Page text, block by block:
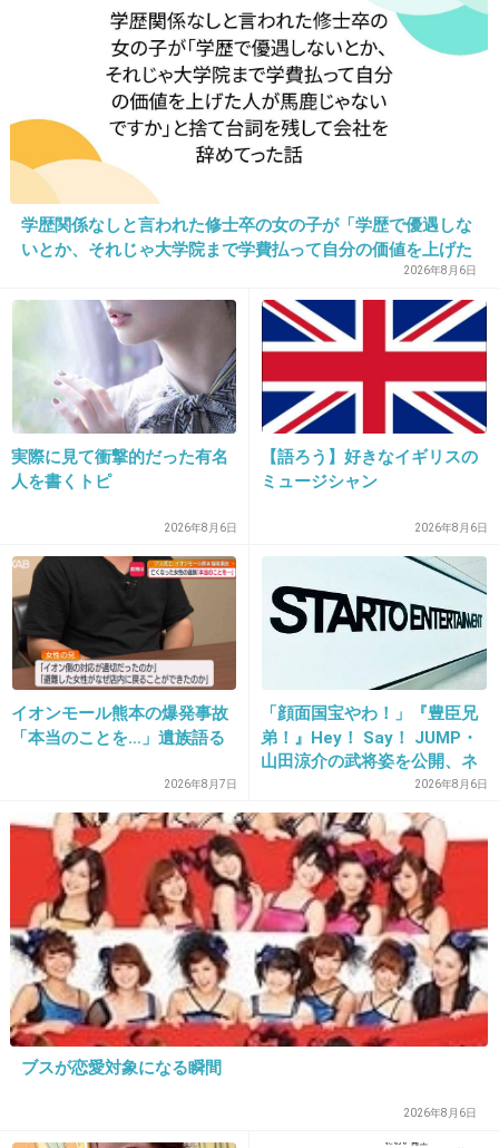
+121
2013/09/12(木) 20:13:32
トンネル内は耳痛くなる( ´Д｀)ﾉ
指定席の番号を間違えて他の席に座る人がいる
23. 匿名2013/09/12(木) 20:14:05
は、カモノハシじゃなく、鼻が丸くて黄色いや
つ。
+73 -9
24. 匿名 2013/09/12(木) 20:14:07
社内販売でコーヒー買ってしまう。
-5
2013/09/12(木) 20:14:33
>5
もし寝てたら起こさないでね！
【twitter】関西学院大学生、新幹線で熟睡
中の中川翔子さんを無理やり起こす→大炎
上
girlschannel.net
す→大炎上 shoko55mmts (中川翔子) こわかった。新幹線、寝てたのにわ
ざわざ起こされて握手をもとめてきたかたがいた、、 ↓ ↓ wadataku0812
学歴関係なしと言われた修士卒の女の子が「学歴で優遇しな
いとか、それじゃ大学院まで学費払って自分の価値を上げた
人が馬鹿じゃないですか」と捨て台詞を残し会社を辞めてっ
た
2026年8月6日
実際に見て衝撃的だった有名
人を書くトピ
2026年8月6日
【語ろう】好きなイギリスの
ミュージシャン
2026年8月6日
イオンモール熊本の爆発事故
「本当のことを…」遺族語る
2026年8月7日
「顔面国宝やわ！」『豊臣兄
弟！』Hey！ Say！ JUMP・
山田涼介の武将姿を公開、ネ
ット歓喜「ビジュ良すぎん」
「こんな美しい秀次は初め
て」
2026年8月6日
ブスが恋愛対象になる瞬間
2026年8月6日